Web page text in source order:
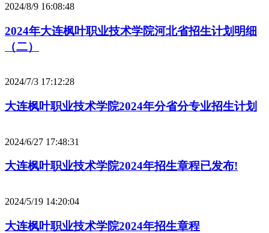
2024/8/9 16:08:48
2024年大连枫叶职业技术学院河北省招生计划明细
（二）
2024/7/3 17:12:28
大连枫叶职业技术学院2024年分省分专业招生计划
2024/6/27 17:48:31
大连枫叶职业技术学院2024年招生章程已发布!
2024/5/19 14:20:04
大连枫叶职业技术学院2024年招生章程